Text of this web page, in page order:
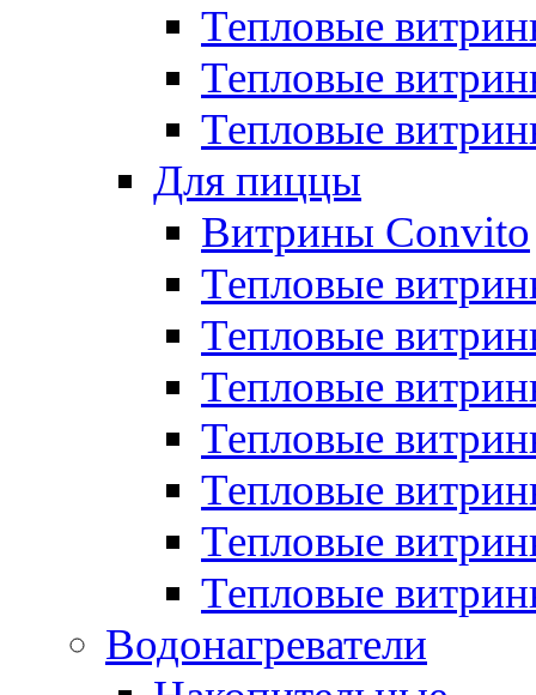
Тепловые
Тепловые
Тепловые
Для пиццы
Витрины Convito
Тепловые
Тепловые
Тепловые
Тепловые
Тепловые
Тепловые
Тепловые
Водонагреватели